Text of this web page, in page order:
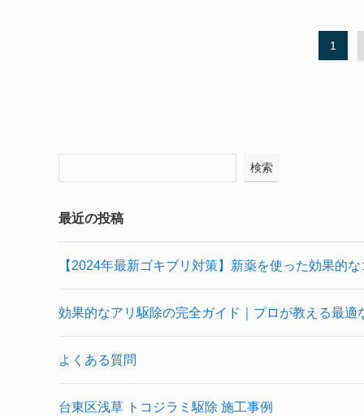
1
検索
最近の投稿
【2024年最新ゴキブリ対策】新薬を使った効果的
効果的なアリ駆除の完全ガイド｜プロが教える最適
よくある質問
台東区浅草 トコジラミ駆除 施工事例